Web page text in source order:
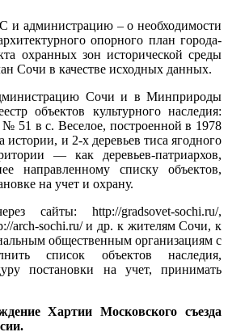
и администрацию – о необходимости
опорного план города-
охранных зон исторической среды
Сочи в качестве исходных данных.
Сочи и в Минприроды
объектов культурного наследия:
51 в с. Веселое, построенной в 1978
истории, и 2-х деревьев тиса ягодного
— как деревьев-патриархов,
направленному списку объектов,
на учет и охрану.
сайты: http://gradsovet-sochi.ru/,
arch-sochi.ru/ и др. к жителям Сочи, к
общественным организациям с
список объектов наследия,
постановки на учет, принимать
Хартии Московского съезда